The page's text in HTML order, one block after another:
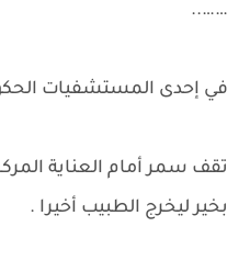
……..
في إحدى المستشفيات
تقف سمر أمام العناية
بخير ليخرج الطبيب أخيرا .